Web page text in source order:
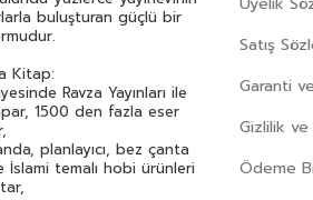
(163)
(Aristo)(89)
(77)
(42)
(36)
buluşturan güçlü bir
Kitap:
Ravza Yayınları ile
1500 den fazla eser
planlayıcı, bez çanta
İslami temalı hobi ürünleri
Satış
Garanti
Gizlilik
Ödeme